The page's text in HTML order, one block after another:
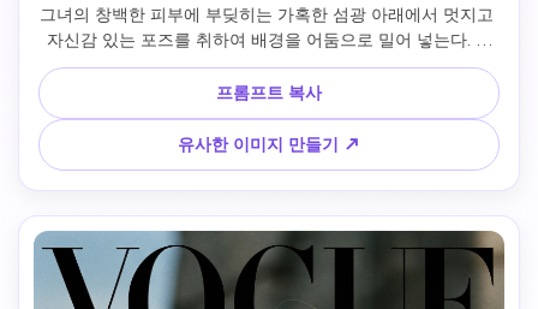
그녀의 창백한 피부에 부딪히는 가혹한 섬광 아래에서 멋지고
자신감 있는 포즈를 취하여 배경을 어둠으로 밀어 넣는다. 머
리카락은 느슨한 줄로 자르고 날카로운 줄무늬 그림자를 형성
한다. 조용히 웃다. 세탁된 검은색 데님 재킷을 입고, 입은 질감
이 마음에 들어갔다. 배경: 낡은 찢어진 전단지의 벽, 깜박거리
에서 희미한 조각만 볼 수 있고, 나머지는 공백으로 사라진다.
기분: 거칠고, 노아르에 가까운, 생생하다. 높은 대비, 단단한
플래시, 미묘한 영화 곡물.
프롬프트 복사
유사한 이미지 만들기 ↗